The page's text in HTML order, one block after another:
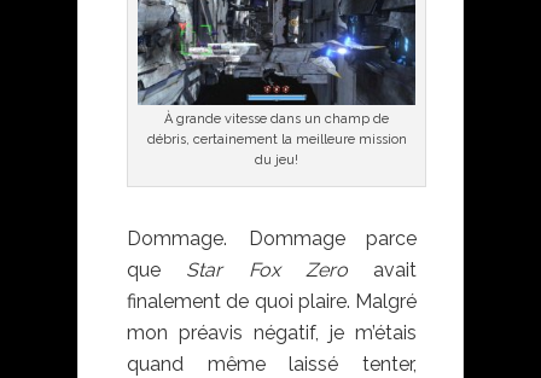
À grande vitesse dans un champ de
débris, certainement la meilleure mission
du jeu!
Dommage. Dommage parce
que Star Fox Zeroavait
finalement de quoi plaire. Malgré
mon préavis négatif, je m’étais
quand même laissé tenter,